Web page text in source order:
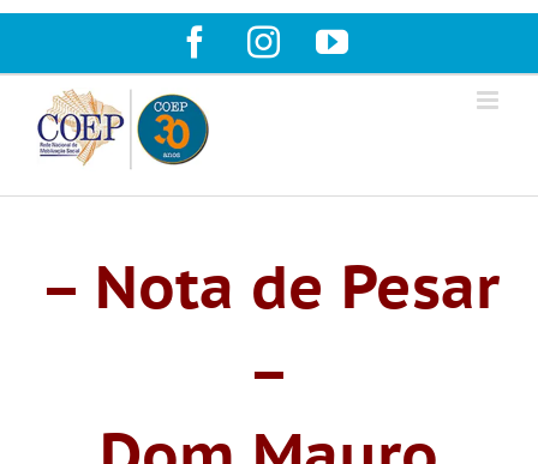
para
conteúdo
Facebook
InstagramYouTube
– Nota de Pesar
–